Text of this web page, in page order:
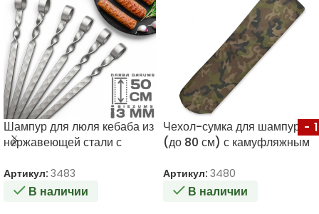
Шампур для люля кебаба из
нержавеющей стали с
Артикул: 3483
В наличии
Чехол-сумка для шампуров
(до 80 см) с камуфляжным
Артикул: 3480
В наличии
-